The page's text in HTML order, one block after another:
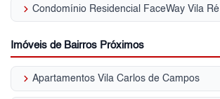
keyboard_arrow_right Condomínio Residencial FaceWay Vila Ré
Imóveis de Bairros Próximos
keyboard_arrow_right Apartamentos Vila Carlos de Campos